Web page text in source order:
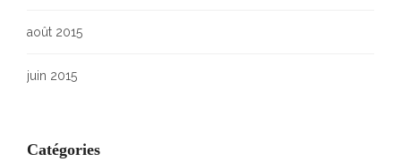
août 2015
juin 2015
Catégories